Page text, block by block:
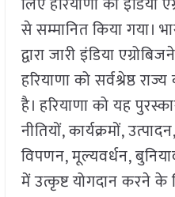
से सम्मानित किया गया।
द्वारा जारी इंडिया
हरियाणा को सर्वश्रेष्ठ
है। हरियाणा को यह
नीतियों, कार्यक्रमों,
विपणन, मूल्यवर्धन,
में उत्कृष्ट योगदान करने के